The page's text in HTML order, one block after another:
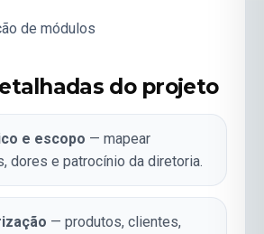
de módulos
do projeto
e escopo — mapear
dores e patrocínio da diretoria.
— produtos, clientes,